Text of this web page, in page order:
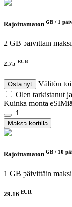
Rajoittamaton GB / 1
2 GB päivittäin
2.75 EUR
Osta nyt
Välitön
Olen tarkistanut
Kuinka monta
Maksa kortilla
Rajoittamaton GB / 10
1 GB päivittäin
29.16 EUR